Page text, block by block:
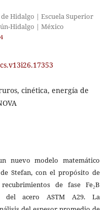
Hidalgo | Escuela Superior
Hidalgo | México
cinética, energía de
nuevo modelo matemático
Stefan, con el propósito de
de fase Fe₂B
del acero ASTM A29. La